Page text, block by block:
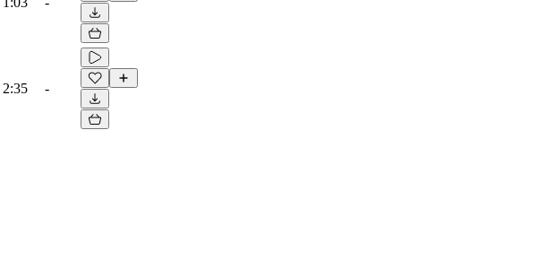
2:35 -